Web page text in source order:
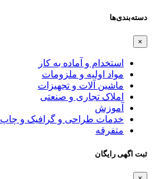
دسته‌بندی‌ها
×
استخدام و آماده به کار
مواد اولیه و ملزومات
ماشین آلات و تجهیزات
املاک تجاری و صنعتی
آموزش
خدمات طراحی و گرافیک و چاپ
متفرقه
ثبت اگهی رایگان